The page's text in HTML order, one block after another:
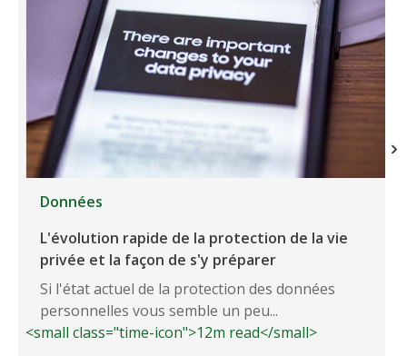
Données
L'évolution rapide de la protection de la vie
privée et la façon de s'y préparer
Si l'état actuel de la protection des données
personnelles vous semble un peu...
<small class="time-icon">12m read</small>